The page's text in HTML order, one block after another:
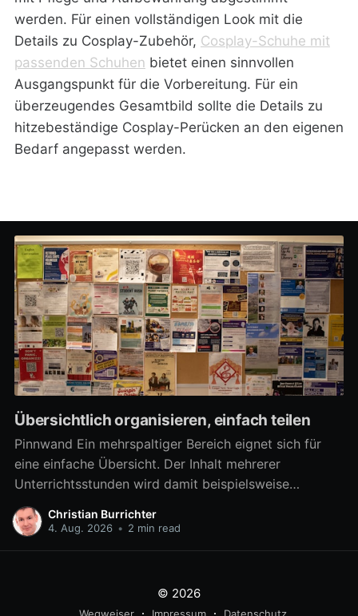
werden. Für einen vollständigen Look mit die
Details zu Cosplay-Zubehör, Cosplay-Schuhe mit
passenden Schuhen bietet einen sinnvollen
Ausgangspunkt für die Vorbereitung. Für ein
überzeugendes Gesamtbild sollte die Details zu
hitzebeständige Cosplay-Perücken an den eigenen
Bedarf angepasst werden.
Übersichtlich organisieren, einfach teilen
Pinnwand Ein mehrspaltiger Bereich eignet sich für
eine einfache Übersicht. Der Inhalt mehrerer
Unterrichtsstunden wird damit beispielsweise
übersichtlich verfügbar. Aber auch zahlreiche
Materialien für eine Arbeitsphase lassen sich damit
Christian Burrichter
4. Aug. 2026 • 2 min read
© 2026